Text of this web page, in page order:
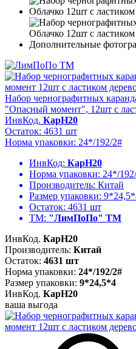
Набор чернографитных
"Опасный момент", 12шт с
ИнвКод. КарН20
Остаток: 4631 шт
Норма упаковки: 24*/192/2#
ИнвКод: КарН20
Норма упаковки: 24*/
Производитель: Китай
Размер упаковки:
Остаток: 4631 шт
ТМ: "ЛимПоПо" ТМ
ИнвКод. КарН20
Производитель: Китай
Остаток: 4631 шт
Норма упаковки: 24*/192/2#
Размер упаковки: 9*24,5*4
ИнвКод. КарН20
ваша выгода